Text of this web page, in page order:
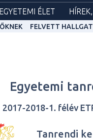
EGYETEMI ÉLET
FELVETT
Egyetemi
2017-2018-1. félév
Tanrendi